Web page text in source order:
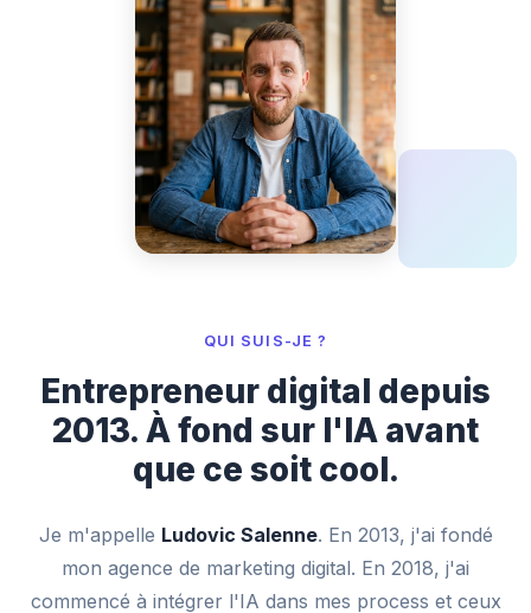
QUI SUIS-JE ?
Entrepreneur digital depuis
2013. À fond sur l'IA avant
que ce soit cool.
Je m'appelle Ludovic Salenne. En 2013, j'ai fondé
mon agence de marketing digital. En 2018, j'ai
commencé à intégrer l'IA dans mes process et ceux